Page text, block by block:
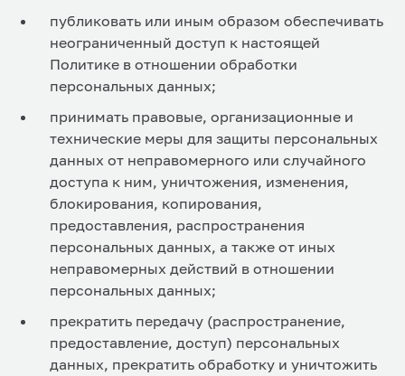
публиковать или иным образом обеспечивать
неограниченный доступ к настоящей
Политике в отношении обработки
персональных данных;
принимать правовые, организационные и
технические меры для защиты персональных
данных от неправомерного или случайного
доступа к ним, уничтожения, изменения,
блокирования, копирования,
предоставления, распространения
персональных данных, а также от иных
неправомерных действий в отношении
персональных данных;
прекратить передачу (распространение,
предоставление, доступ) персональных
данных, прекратить обработку и уничтожить